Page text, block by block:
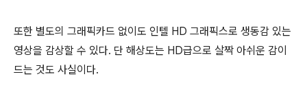
또한 별도의 그래픽카드 없이도 인텔 HD 그래픽스로 생동감 있는
영상을 감상할 수 있다. 단 해상도는 HD급으로 살짝 아쉬운 감이
드는 것도 사실이다.